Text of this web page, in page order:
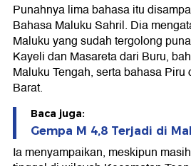
Punahnya lima bahasa itu
Bahasa Maluku Sahril. Dia
Maluku yang sudah tergolong
Kayeli dan Masareta dari Buru,
Maluku Tengah, serta bahasa
Barat.
Baca juga:
Gempa M 4,8 Terjadi di
Ia menyampaikan, meskipun